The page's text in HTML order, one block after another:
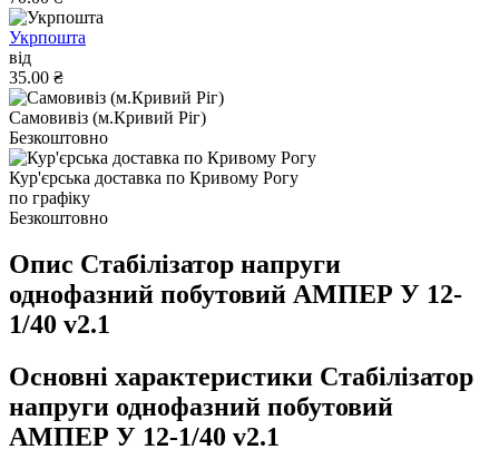
Укрпошта
від
35.00 ₴
Самовивіз (м.Кривий Ріг)
Безкоштовно
Кур'єрська доставка по Кривому Рогу
по графіку
Безкоштовно
Опис Стабілізатор напруги
однофазний побутовий АМПЕР У 12-
1/40 v2.1
Основні характеристики Стабілізатор
напруги однофазний побутовий
АМПЕР У 12-1/40 v2.1